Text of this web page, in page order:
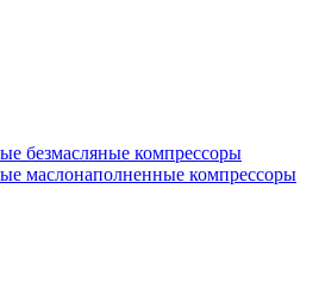
безмасляные компрессоры
маслонаполненные компрессоры